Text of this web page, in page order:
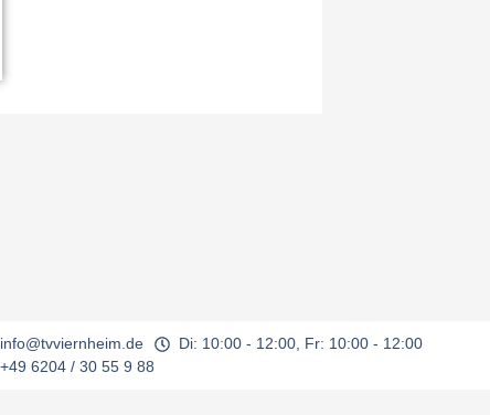
info@tvviernheim.de
+49 6204 / 30 55 9 88
Di: 10:00 - 12:00, Fr: 10:00 - 12:00